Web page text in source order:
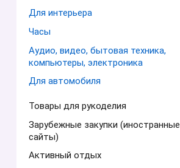
Для интерьера
Часы
Аудио, видео, бытовая техника,
компьютеры, электроника
Для автомобиля
Товары для рукоделия
Зарубежные закупки (иностранные
сайты)
Активный отдых